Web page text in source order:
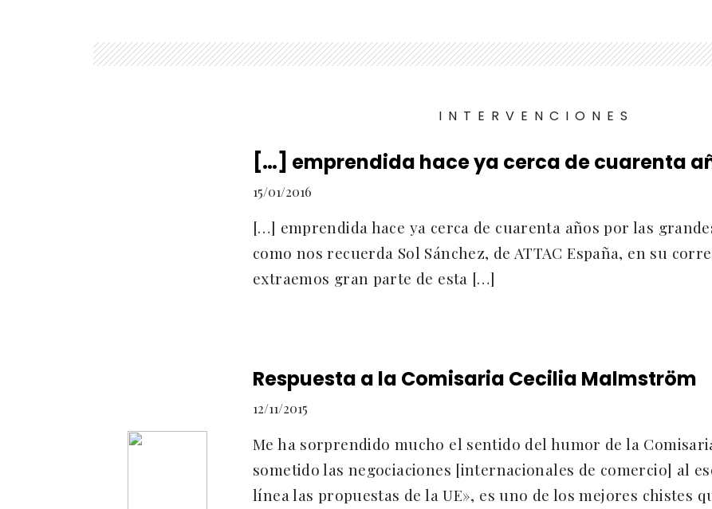
INTERVENCIONES
[…] emprendida hace ya cerca de cuarenta
15/01/2016
[…] emprendida hace ya cerca de cuarenta años por las
como nos recuerda Sol Sánchez, de ATTAC España, en su
extraemos gran parte de esta […]
Respuesta a la Comisaria Cecilia Malmström
12/11/2015
Me ha sorprendido mucho el sentido del humor de la
sometido las negociaciones [internacionales de comercio] al
línea las propuestas de la UE», es uno de los mejores chistes